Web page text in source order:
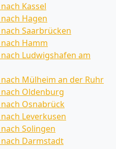
Kassel
Hagen
Saarbrücken
Hamm
Ludwigshafen am
Mülheim an der Ruhr
Oldenburg
Osnabrück
Leverkusen
Solingen
Darmstadt